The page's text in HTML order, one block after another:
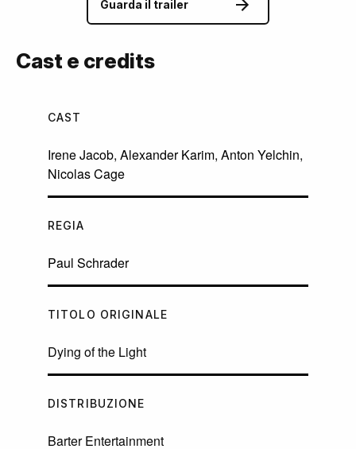
Guarda il trailer
Cast e credits
CAST
Irene Jacob, Alexander Karim, Anton Yelchin,
Nicolas Cage
REGIA
Paul Schrader
TITOLO ORIGINALE
Dying of the Light
DISTRIBUZIONE
Barter Entertainment